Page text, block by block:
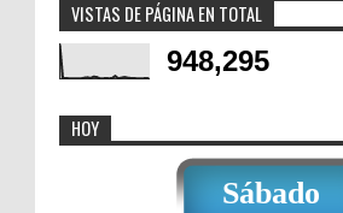
VISTAS DE PÁGINA EN TOTAL
948,295
HOY
Sábado